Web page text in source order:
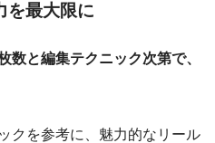
を最大限に
数と編集テクニック次第で、
クを参考に、魅力的なリール